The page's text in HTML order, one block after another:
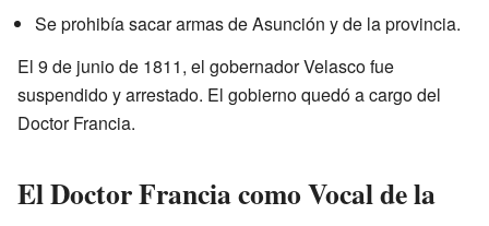
Se prohibía sacar armas de Asunción y de la provincia.
El 9 de junio de 1811, el gobernador Velasco fue
suspendido y arrestado. El gobierno quedó a cargo del
Doctor Francia.
El Doctor Francia como Vocal de la